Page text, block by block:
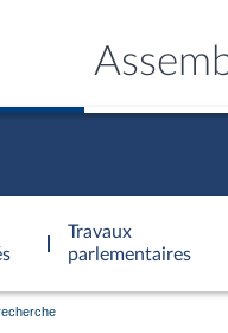
Travaux
parlementaires